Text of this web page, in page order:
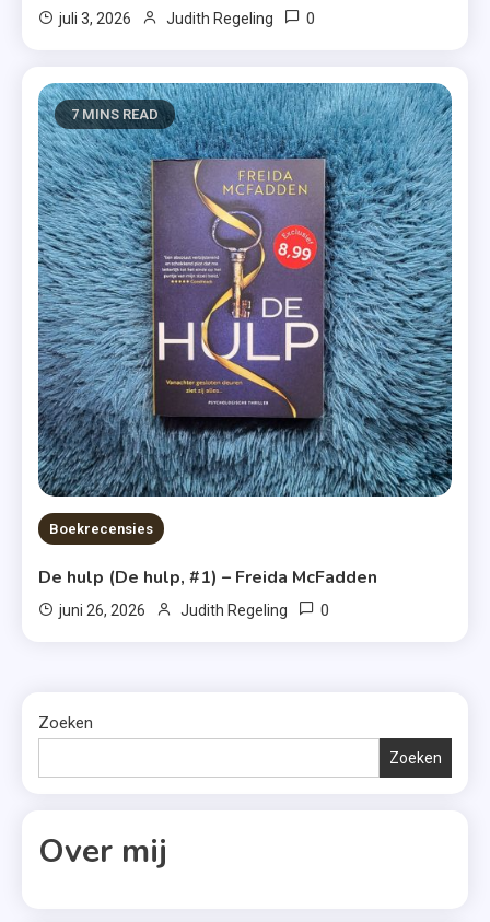
juli 3, 2026 Judith Regeling 0
7 MINS READ
Boekrecensies
De hulp (De hulp, #1) – Freida McFadden
juni 26, 2026 Judith Regeling 0
Zoeken
Zoeken
Over mij